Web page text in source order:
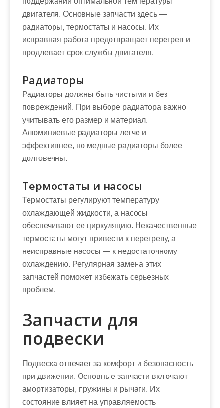
двигателя. Основные запчасти здесь —
радиаторы, термостаты и насосы. Их
исправная работа предотвращает перегрев и
продлевает срок службы двигателя.
Радиаторы
Радиаторы должны быть чистыми и без
повреждений. При выборе радиатора важно
учитывать его размер и материал.
Алюминиевые радиаторы легче и
эффективнее, но медные радиаторы более
долговечны.
Термостаты и насосы
Термостаты регулируют температуру
охлаждающей жидкости, а насосы
обеспечивают ее циркуляцию. Некачественные
термостаты могут привести к перегреву, а
неисправные насосы — к недостаточному
охлаждению. Регулярная замена этих
запчастей поможет избежать серьезных
проблем.
Запчасти для
подвески
Подвеска отвечает за комфорт и безопасность
при движении. Основные запчасти включают
амортизаторы, пружины и рычаги. Их
состояние влияет на управляемость